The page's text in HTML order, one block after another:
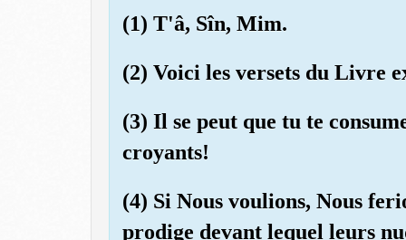
(1) T'â, Sîn, Mim.
(2) Voici les versets du Livre
(3) Il se peut que tu te
croyants!
(4) Si Nous voulions, Nous
prodige devant lequel leurs